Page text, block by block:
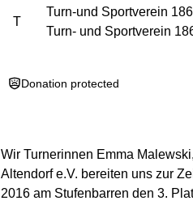
T
Turn-und Sportverein
Turn- und Sportverein
Donation protected
Wir Turnerinnen Emma
Altendorf e.V. bereiten uns zur
2016 am Stufenbarren den 3.